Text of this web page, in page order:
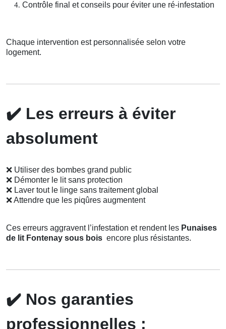
Contrôle final et conseils pour éviter une ré-infestation
Chaque intervention est personnalisée selon votre
logement.
✔️ Les erreurs à éviter
absolument
❌ Utiliser des bombes grand public
❌ Démonter le lit sans protection
❌ Laver tout le linge sans traitement global
❌Attendre que les piqûres augmentent
Ces erreurs aggravent l’infestation et rendent les Punaises
de lit Fontenay sous bois encore plus résistantes.
✔️ Nos garanties
professionnelles :